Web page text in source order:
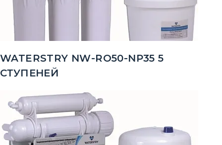
WATERSTRY NW-RO50-NP35 5
СТУПЕНЕЙ